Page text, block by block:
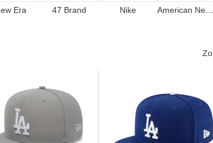
Era 47 Brand Nike American Needle